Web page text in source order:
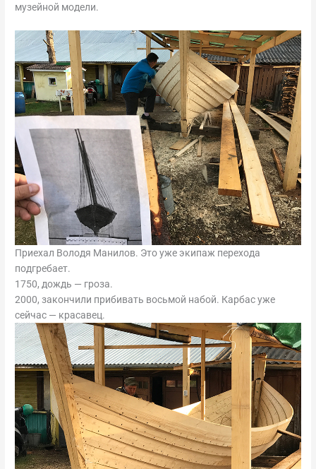
музейной модели.
Приехал Володя Манилов. Это уже экипаж перехода
подгребает.
1750, дождь — гроза.
2000, закончили прибивать восьмой набой. Карбас уже
сейчас — красавец.